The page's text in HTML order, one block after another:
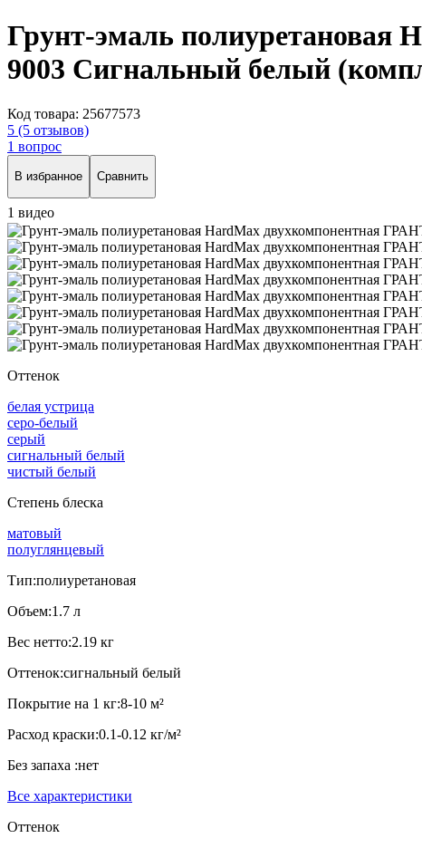
Грунт-эмаль
9003 Сигнальный белый
Код товара: 25677573
5 (5 отзывов)
1 вопрос
В избранное Сравнить
1 видео
Оттенок
белая устрица
серо-белый
серый
сигнальный белый
чистый белый
Степень блеска
матовый
полуглянцевый
Тип:полиуретановая
Объем:1.7 л
Вес нетто:2.19 кг
Оттенок:сигнальный белый
Покрытие на 1 кг:8-10 м²
Расход краски:0.1-0.12 кг/м²
Без запаха :нет
Все характеристики
Оттенок